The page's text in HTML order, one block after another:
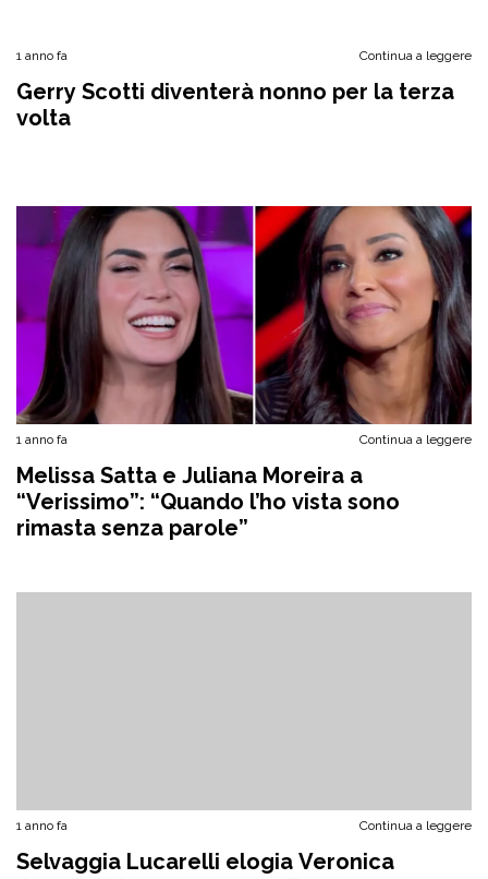
1 anno fa Continua a leggere
Gerry Scotti diventerà nonno per la terza
volta
1 anno fa Continua a leggere
Melissa Satta e Juliana Moreira a
“Verissimo”: “Quando l’ho vista sono
rimasta senza parole”
1 anno fa Continua a leggere
Selvaggia Lucarelli elogia Veronica